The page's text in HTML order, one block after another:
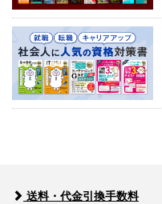
送料・代金引換手数料